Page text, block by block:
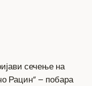
сечење на
Рацин“ – побара